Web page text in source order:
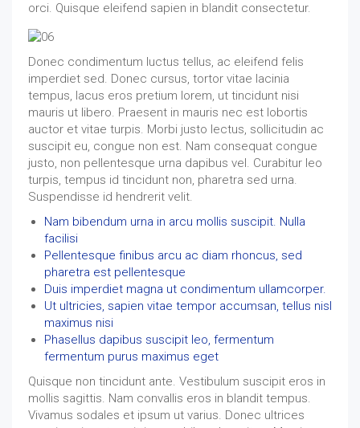
orci. Quisque eleifend sapien in blandit consectetur.
Donec condimentum luctus tellus, ac eleifend felis
imperdiet sed. Donec cursus, tortor vitae lacinia
tempus, lacus eros pretium lorem, ut tincidunt nisi
mauris ut libero. Praesent in mauris nec est lobortis
auctor et vitae turpis. Morbi justo lectus, sollicitudin ac
suscipit eu, congue non est. Nam consequat congue
justo, non pellentesque urna dapibus vel. Curabitur leo
turpis, tempus id tincidunt non, pharetra sed urna.
Suspendisse id hendrerit velit.
Nam bibendum urna in arcu mollis suscipit. Nulla
facilisi
Pellentesque finibus arcu ac diam rhoncus, sed
pharetra est pellentesque
Duis imperdiet magna ut condimentum ullamcorper.
Ut ultricies, sapien vitae tempor accumsan, tellus nisl
maximus nisi
Phasellus dapibus suscipit leo, fermentum
fermentum purus maximus eget
Quisque non tincidunt ante. Vestibulum suscipit eros in
mollis sagittis. Nam convallis eros in blandit tempus.
Vivamus sodales et ipsum ut varius. Donec ultrices